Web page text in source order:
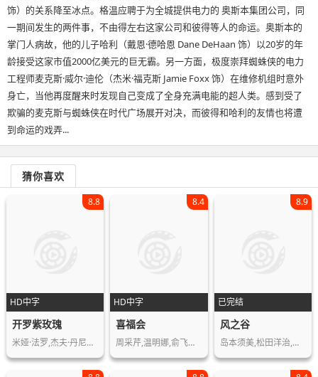
饰）的关系降至冰点。格温应聘于为全城提供电力的 奥斯本集团公司，同
一期间发生的两件事，不由得左右这家公司和彼得等人的命运。奥斯本的
掌门人病故，他的儿子哈利（戴恩·德哈恩 Dane DeHaan 饰）以20岁的年
龄接受这家市值2000亿美元的巨无霸。另一方面，极度崇拜蜘蛛侠的电力
工程师麦克斯·威尔·迪伦（杰米·福克斯 Jamie Foxx 饰）在维修机组时意外
身亡，当他再度醒来时发现自己变成了全身充满电能的超人类。感到受了
欺骗的麦克斯与蜘蛛侠在时代广场展开对决，而彼得和哈利的友情也将遭
到命运的戏弄...
猜你喜欢
HD中字
8.8
开罗紫玫瑰
米娅·法罗,杰夫·丹尼尔斯,丹尼·爱罗…
HD中字
8.4
喜福会
周采芹,温明娜,俞飞鸿,邬君梅,卢燕,丁…
已完结
8.9
风之谷
岛本须美,松田洋治,榊原良子,辻村真人…